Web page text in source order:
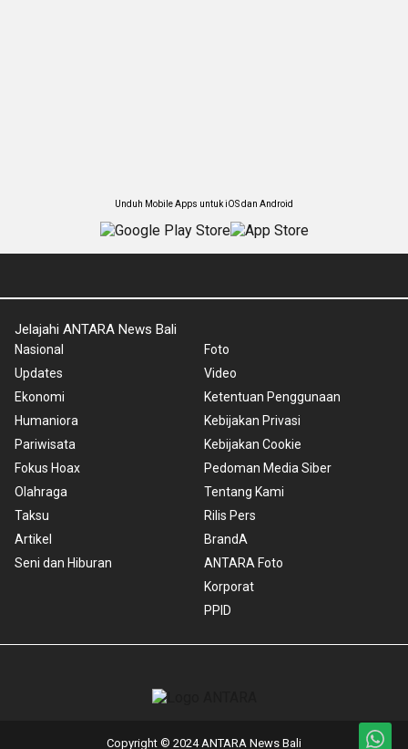
Unduh Mobile Apps untuk iOS dan Android
Jelajahi ANTARA News Bali
Nasional
Updates
Ekonomi
Humaniora
Pariwisata
Fokus Hoax
Olahraga
Taksu
Artikel
Seni dan Hiburan
Foto
Video
Ketentuan Penggunaan
Kebijakan Privasi
Kebijakan Cookie
Pedoman Media Siber
Tentang Kami
Rilis Pers
BrandA
ANTARA Foto
Korporat
PPID
Copyright © 2024 ANTARA News Bali